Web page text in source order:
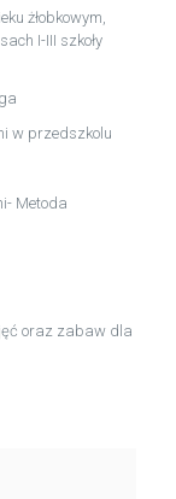
żłobkowym,
I-III szkoły
w przedszkolu
Metoda
oraz zabaw dla